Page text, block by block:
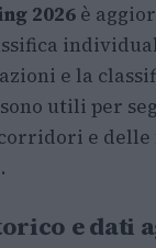
2026 è
e la
utili per
e
e dati